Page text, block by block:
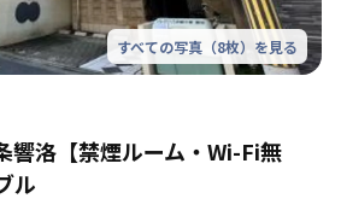
すべての写真（8枚）を見る
響洛【禁煙ルーム・Wi-Fi無
ル